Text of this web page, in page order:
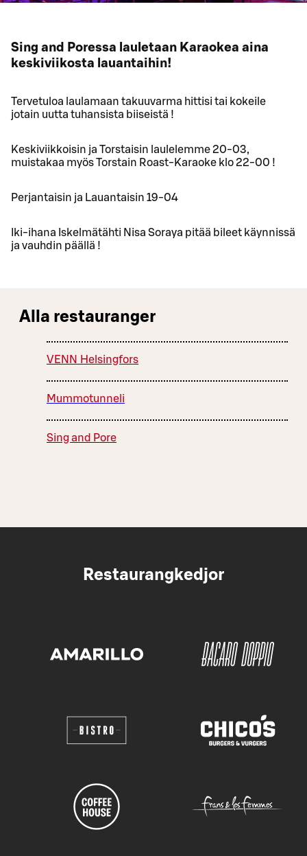
Sing and Poressa lauletaan Karaokea aina
keskiviikosta lauantaihin!
Tervetuloa laulamaan takuuvarma hittisi tai kokeile
jotain uutta tuhansista biiseistä !
Keskiviikkoisin ja Torstaisin laulelemme 20-03,
muistakaa myös Torstain Roast-Karaoke klo 22-00 !
Perjantaisin ja Lauantaisin 19-04
Iki-ihana Iskelmätähti Nisa Soraya pitää bileet käynnissä
ja vauhdin päällä !
Alla restauranger
VENN Helsingfors
Mummotunneli
Sing and Pore
Restaurangkedjor